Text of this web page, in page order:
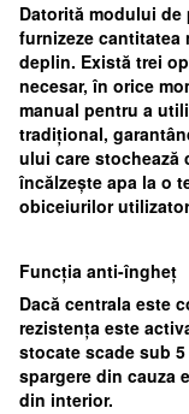
Datorită modului de
furnizeze cantitatea
deplin. Există trei
necesar, în orice
manual pentru a
tradițional,
ului care stochează
încălzește apa la o
obiceiurilor
Funcția anti-îngheț
Dacă centrala este
rezistența este
stocate scade sub
spargere din cauza
din interior.